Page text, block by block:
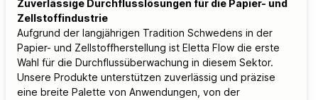
Zuverlässige Durchflusslösungen für die Papier- und
Zellstoffindustrie
Aufgrund der langjährigen Tradition Schwedens in der
Papier- und Zellstoffherstellung ist Eletta Flow die erste
Wahl für die Durchflussüberwachung in diesem Sektor.
Unsere Produkte unterstützen zuverlässig und präzise
eine breite Palette von Anwendungen, von der